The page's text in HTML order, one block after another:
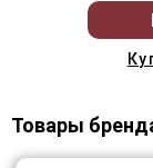
Товары